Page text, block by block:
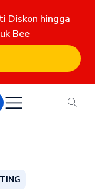
Diskon hingga
Bee